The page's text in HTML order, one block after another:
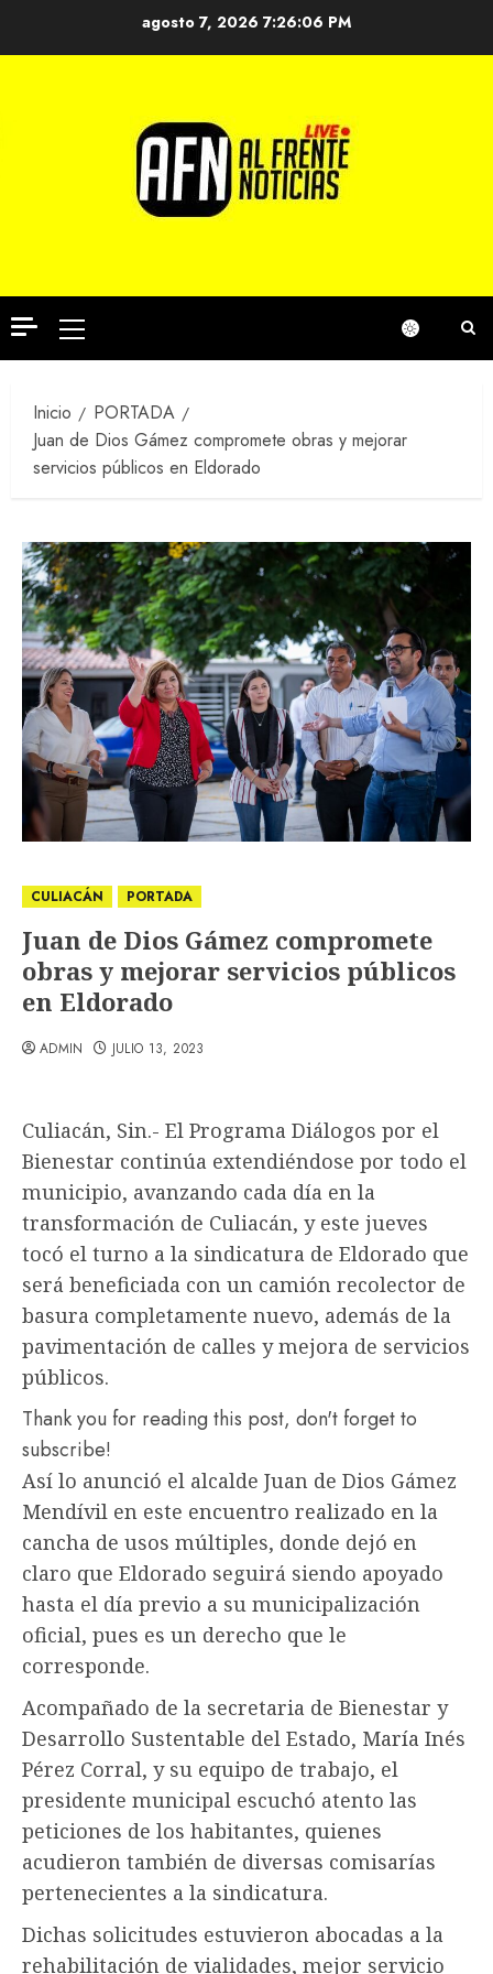
agosto 7, 20267:26:07 PM
Menú
principal
Inicio
PORTADA
Juan de Dios Gámez compromete obras y mejorar
servicios públicos en Eldorado
CULIACÁN PORTADA
Juan de Dios Gámez compromete
obras y mejorar servicios públicos
en Eldorado
ADMIN JULIO 13, 2023
Culiacán, Sin.- El Programa Diálogos por el
Bienestar continúa extendiéndose por todo el
municipio, avanzando cada día en la
transformación de Culiacán, y este jueves
tocó el turno a la sindicatura de Eldorado que
será beneficiada con un camión recolector de
basura completamente nuevo, además de la
pavimentación de calles y mejora de servicios
públicos.
Thank you for reading this post, don't forget to
subscribe!
Así lo anunció el alcalde Juan de Dios Gámez
Mendívil en este encuentro realizado en la
cancha de usos múltiples, donde dejó en
claro que Eldorado seguirá siendo apoyado
hasta el día previo a su municipalización
oficial, pues es un derecho que le
corresponde.
Acompañado de la secretaria de Bienestar y
Desarrollo Sustentable del Estado, María Inés
Pérez Corral, y su equipo de trabajo, el
presidente municipal escuchó atento las
peticiones de los habitantes, quienes
acudieron también de diversas comisarías
pertenecientes a la sindicatura.
Dichas solicitudes estuvieron abocadas a la
rehabilitación de vialidades, mejor servicio